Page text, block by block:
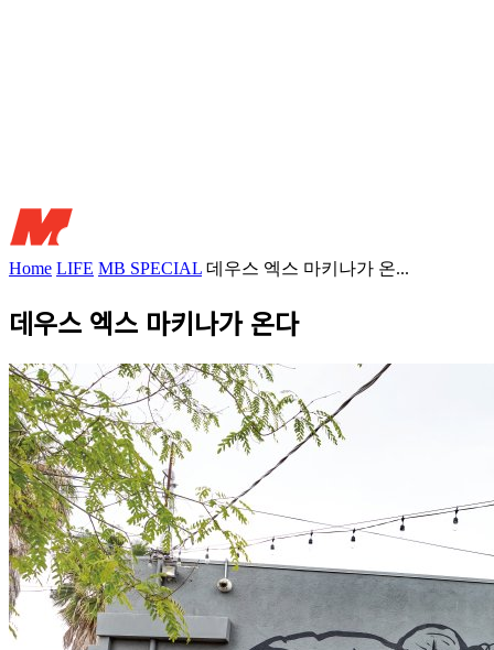
Home LIFE MB SPECIAL 데우스 엑스 마키나가 온...
데우스 엑스 마키나가 온다